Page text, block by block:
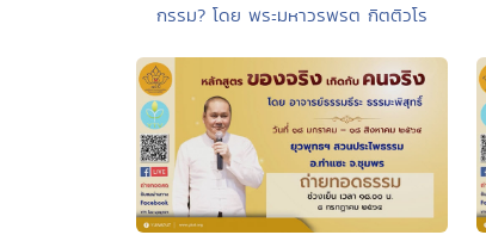
กรรม? โดย พระมหาวรพรต กิตติวโร